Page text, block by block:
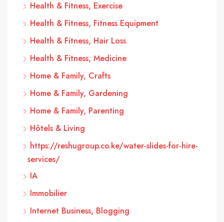
Health & Fitness, Exercise
Health & Fitness, Fitness Equipment
Health & Fitness, Hair Loss
Health & Fitness, Medicine
Home & Family, Crafts
Home & Family, Gardening
Home & Family, Parenting
Hôtels & Living
https://reshugroup.co.ke/water-slides-for-hire-
services/
IA
Immobilier
Internet Business, Blogging